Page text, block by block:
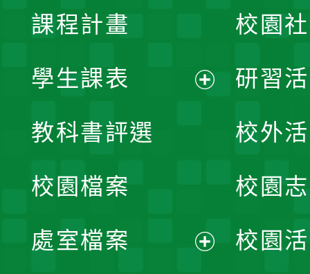
課程計畫
學生課表
單
教科書評選
校園檔案
處室檔案
校園
研習
校外
校園
校園